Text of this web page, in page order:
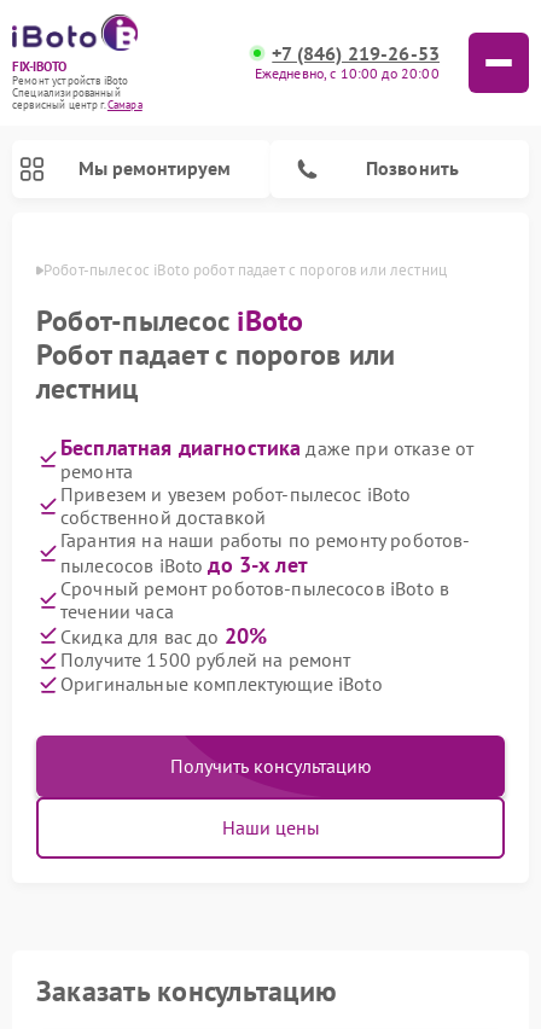
FIX-IBOTO
Ремонт устройств iBoto
Специализированный
cервисный центр г.Самара
+7 (846) 219-26-53
Ежедневно, с 10:00 до 20:00
Мы ремонтируем Позвонить
Робот-пылесос iBoto робот падает с порогов или лестниц
Робот-пылесос iBoto
Робот падает с порогов или
лестниц
Бесплатная диагностика даже при отказе от
ремонта
Привезем и увезем робот-пылесос iBoto
собственной доставкой
Гарантия на наши работы по ремонту роботов-
пылесосов iBotoдо 3-х лет
Срочный ремонт роботов-пылесосов iBoto в
течении часа
Скидка для вас до 20%
Получите 1500 рублей на ремонт
Оригинальные комплектующие iBoto
Получить консультацию
Наши цены
Заказать консультацию